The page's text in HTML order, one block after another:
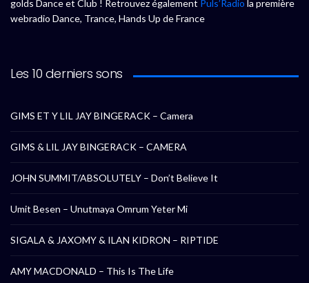
golds Dance et Club ! Retrouvez également Puls’Radio la première
webradio Dance, Trance, Hands Up de France
Les 10 derniers sons
GIMS ET Y LIL JAY BINGERACK – Camera
GIMS & LIL JAY BINGERACK – CAMERA
JOHN SUMMIT/ABSOLUTELY – Don’t Believe It
Umit Besen – Unutmaya Omrum Yeter Mi
SIGALA & JAXOMY & ILAN KIDRON – RIPTIDE
AMY MACDONALD – This Is The Life